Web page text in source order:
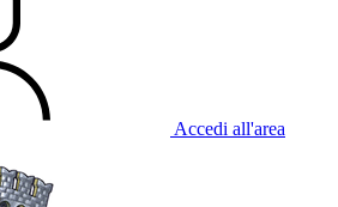
Accedi all'area